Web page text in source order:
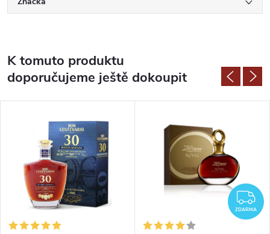
K tomuto produktu
doporučujeme ještě dokoupit
ZDARMA